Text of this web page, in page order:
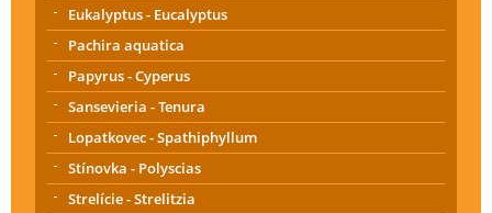
Eukalyptus - Eucalyptus
Pachira aquatica
Papyrus - Cyperus
Sansevieria - Tenura
Lopatkovec - Spathiphyllum
Stínovka - Polyscias
Strelície - Strelitzia